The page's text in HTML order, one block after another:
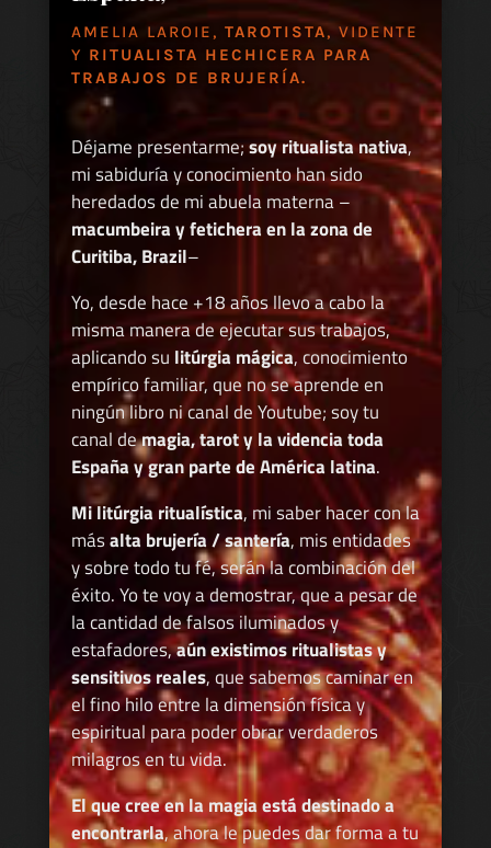
AMELIA LAROIE, TAROTISTA, VIDENTE
Y RITUALISTA HECHICERA PARA
TRABAJOS DE BRUJERÍA.
Déjame presentarme;soy ritualista nativa,
mi sabiduría y conocimiento han sido
heredados de mi abuela materna –
macumbeira y fetichera en la zona de
Curitiba, Brazil–
Yo, desde hace +18 años llevo a cabo la
misma manera de ejecutar sus trabajos,
aplicando su litúrgia mágica, conocimiento
empírico familiar, que no se aprende en
ningún libro ni canal de Youtube; soy tu
canal demagia, tarot y la videncia toda
España y gran parte de América latina.
Mi litúrgia ritualística, mi saber hacer con la
másalta brujería / santería, mis entidades
y sobre todo tu fé, serán la combinación del
éxito. Yo te voy a demostrar, que a pesar de
la cantidad de falsos iluminados y
estafadores,aún existimos ritualistas y
sensitivos reales, que sabemos caminar en
el fino hilo entre la dimensión física y
espiritual para poder obrar verdaderos
milagros en tu vida.
El que cree en la magia está destinado a
encontrarla, ahora le puedes dar forma a tu